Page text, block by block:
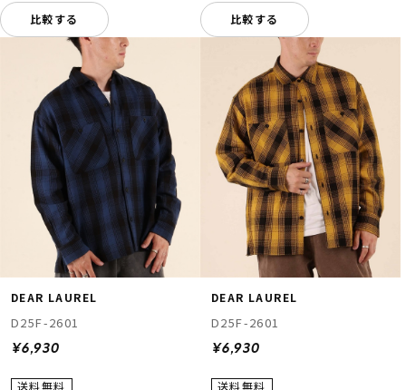
比較する 比較する
DEAR LAUREL
D25F-2601
¥6,930
DEAR LAUREL
D25F-2601
¥6,930